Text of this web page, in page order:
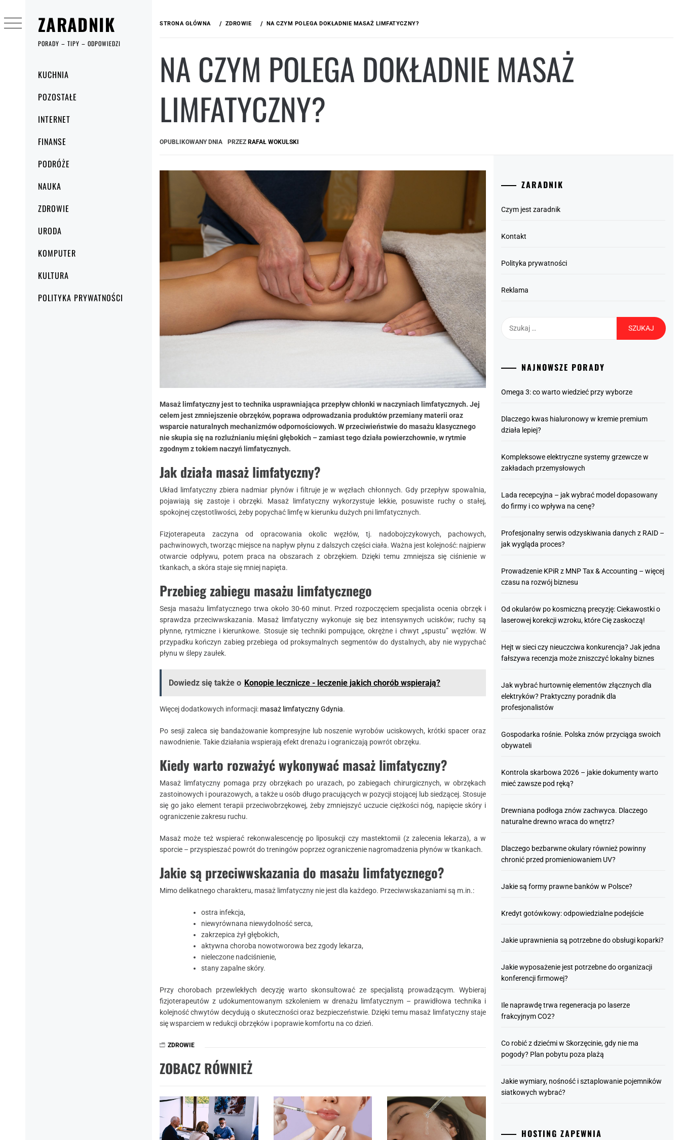
ZARADNIK
PORADY – TIPY – ODPOWIEDZI
główneKUCHNIA
POZOSTAŁE
INTERNET
FINANSE
PODRÓŻE
NAUKA
ZDROWIE
URODA
KOMPUTER
KULTURA
POLITYKA PRYWATNOŚCI
do
treści
STRONA GŁÓWNA ZDROWIE ​NA CZYM POLEGA DOKŁADNIE MASAŻ LIMFATYCZNY?
​NA CZYM POLEGA DOKŁADNIE MASAŻ
LIMFATYCZNY?
OPUBLIKOWANY DNIA PRZEZ RAFAŁ WOKULSKI
Masaż limfatyczny jest to technika usprawniająca przepływ chłonki w naczyniach limfatycznych. Jej
celem jest zmniejszenie obrzęków, poprawa odprowadzania produktów przemiany materii oraz
wsparcie naturalnych mechanizmów odpornościowych. W przeciwieństwie do masażu klasycznego
nie skupia się na rozluźnianiu mięśni głębokich – zamiast tego działa powierzchownie, w rytmie
zgodnym z tokiem naczyń limfatycznych.
​Jak działa masaż limfatyczny?
Układ limfatyczny zbiera nadmiar płynów i filtruje je w węzłach chłonnych. Gdy przepływ spowalnia,
pojawiają się zastoje i obrzęki. Masaż limfatyczny wykorzystuje lekkie, posuwiste ruchy o stałej,
spokojnej częstotliwości, żeby popychać limfę w kierunku dużych pni limfatycznych.
Fizjoterapeuta zaczyna od opracowania okolic węzłów, tj. nadobojczykowych, pachowych,
pachwinowych, tworząc miejsce na napływ płynu z dalszych części ciała. Ważna jest kolejność: najpierw
otwarcie odpływu, potem praca na obszarach z obrzękiem. Dzięki temu zmniejsza się ciśnienie w
tkankach, a skóra staje się mniej napięta.
​Przebieg zabiegu masażu limfatycznego
Sesja masażu limfatycznego trwa około 30-60 minut. Przed rozpoczęciem specjalista ocenia obrzęk i
sprawdza przeciwwskazania. Masaż limfatyczny wykonuje się bez intensywnych ucisków; ruchy są
płynne, rytmiczne i kierunkowe. Stosuje się techniki pompujące, okrężne i chwyt „spustu” węzłów. W
przypadku kończyn zabieg przebiega od proksymalnych segmentów do dystalnych, aby nie wypychać
płynu w ślepy zaułek.
Dowiedz się także o Konopie lecznicze - leczenie jakich chorób wspierają?
Więcej dodatkowych informacji: masaż limfatyczny Gdynia.
Po sesji zaleca się bandażowanie kompresyjne lub noszenie wyrobów uciskowych, krótki spacer oraz
nawodnienie. Takie działania wspierają efekt drenażu i ograniczają powrót obrzęku.
​Kiedy warto rozważyć wykonywać masaż limfatyczny?
Masaż limfatyczny pomaga przy obrzękach po urazach, po zabiegach chirurgicznych, w obrzękach
zastoinowych i pourazowych, a także u osób długo pracujących w pozycji stojącej lub siedzącej. Stosuje
się go jako element terapii przeciwobrzękowej, żeby zmniejszyć uczucie ciężkości nóg, napięcie skóry i
ograniczenie zakresu ruchu.
Masaż może też wspierać rekonwalescencję po liposukcji czy mastektomii (z zalecenia lekarza), a w
sporcie – przyspieszać powrót do treningów poprzez ograniczenie nagromadzenia płynów w tkankach.
​Jakie są przeciwwskazania do masażu limfatycznego?
Mimo delikatnego charakteru, masaż limfatyczny nie jest dla każdego. Przeciwwskazaniami są m.in.:
ostra infekcja,
niewyrównana niewydolność serca,
zakrzepica żył głębokich,
aktywna choroba nowotworowa bez zgody lekarza,
nieleczone nadciśnienie,
stany zapalne skóry.
Przy chorobach przewlekłych decyzję warto skonsultować ze specjalistą prowadzącym. Wybieraj
fizjoterapeutów z udokumentowanym szkoleniem w drenażu limfatycznym – prawidłowa technika i
kolejność chwytów decydują o skuteczności oraz bezpieczeństwie. Dzięki temu masaż limfatyczny staje
się wsparciem w redukcji obrzęków i poprawie komfortu na co dzień.
ZDROWIE
ZOBACZ RÓWNIEŻ
ZARADNIK
Czym jest zaradnik
Kontakt
Polityka prywatności
Reklama
NAJNOWSZE PORADY
Omega 3: co warto wiedzieć przy wyborze
Dlaczego kwas hialuronowy w kremie premium
działa lepiej?
Kompleksowe elektryczne systemy grzewcze w
zakładach przemysłowych
Lada recepcyjna – jak wybrać model dopasowany
do firmy i co wpływa na cenę?
Profesjonalny serwis odzyskiwania danych z RAID –
jak wygląda proces?
Prowadzenie KPiR z MNP Tax & Accounting – więcej
czasu na rozwój biznesu
Od okularów po kosmiczną precyzję: Ciekawostki o
laserowej korekcji wzroku, które Cię zaskoczą!
Hejt w sieci czy nieuczciwa konkurencja? Jak jedna
fałszywa recenzja może zniszczyć lokalny biznes
Jak wybrać hurtownię elementów złącznych dla
elektryków? Praktyczny poradnik dla
profesjonalistów
Gospodarka rośnie. Polska znów przyciąga swoich
obywateli
Kontrola skarbowa 2026 – jakie dokumenty warto
mieć zawsze pod ręką?
Drewniana podłoga znów zachwyca. Dlaczego
naturalne drewno wraca do wnętrz?
Dlaczego bezbarwne okulary również powinny
chronić przed promieniowaniem UV?
Jakie są formy prawne banków w Polsce?
Kredyt gotówkowy: odpowiedzialne podejście
Jakie uprawnienia są potrzebne do obsługi koparki?
Jakie wyposażenie jest potrzebne do organizacji
konferencji firmowej?
Ile naprawdę trwa regeneracja po laserze
frakcyjnym CO2?
Co robić z dziećmi w Skorzęcinie, gdy nie ma
pogody? Plan pobytu poza plażą
Jakie wymiary, nośność i sztaplowanie pojemników
siatkowych wybrać?
HOSTING ZAPEWNIA